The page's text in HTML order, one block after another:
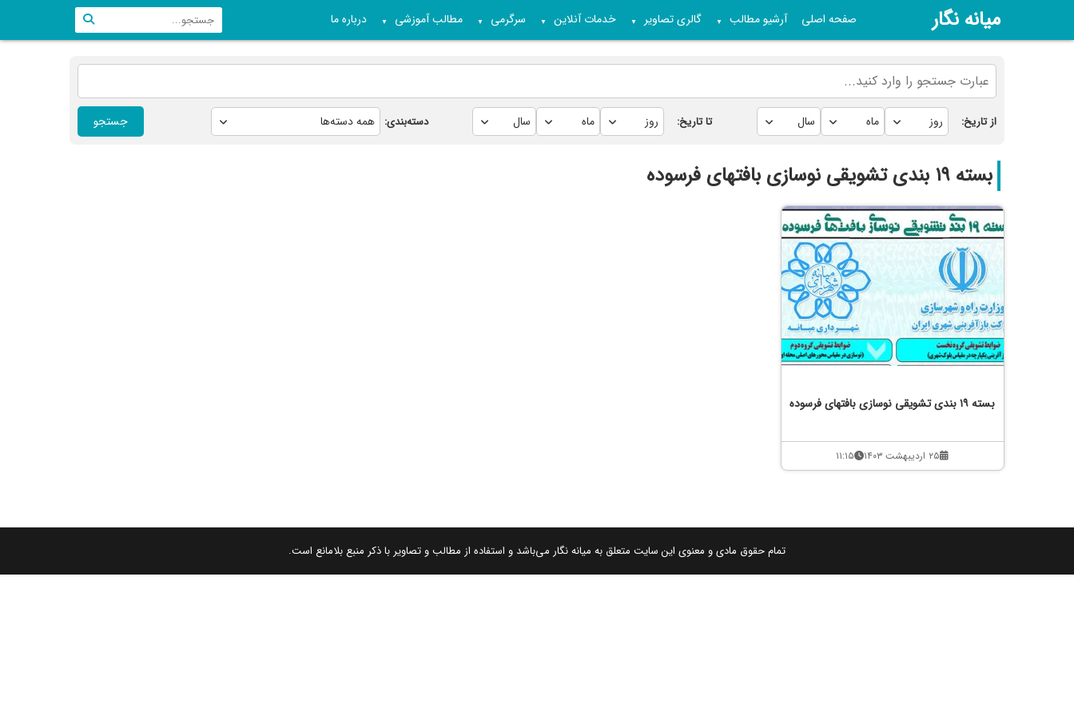
میانه نگار صفحه اصلی آرشیو مطالب ▼ گالری تصاویر ▼ خدمات آنلاین ▼ سرگرمی ▼ مطالب آموزشی ▼ درباره ما
از تاریخ: تا تاریخ: دسته‌بندی: جستجو
بسته ۱۹ بندی تشویقی نوسازی بافتهای فرسوده
بسته ۱۹ بندی تشویقی نوسازی بافتهای فرسوده
۲۵ اردیبهشت ۱۴۰۳ ۱۱:۱۵
تمام حقوق مادی و معنوی این سایت متعلق به میانه نگار می‌باشد و استفاده از مطالب و تصاویر با ذکر منبع بلامانع است.